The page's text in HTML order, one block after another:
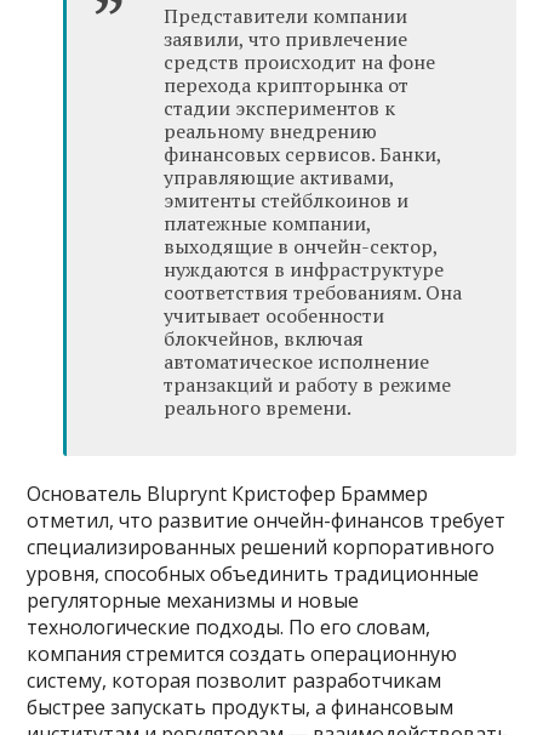
Представители компании
заявили, что привлечение
средств происходит на фоне
перехода крипторынка от
стадии экспериментов к
реальному внедрению
финансовых сервисов. Банки,
управляющие активами,
эмитенты стейблкоинов и
платежные компании,
выходящие в ончейн-сектор,
нуждаются в инфраструктуре
соответствия требованиям. Она
учитывает особенности
блокчейнов, включая
автоматическое исполнение
транзакций и работу в режиме
реального времени.
Основатель Bluprynt Кристофер Браммер
отметил, что развитие ончейн-финансов требует
специализированных решений корпоративного
уровня, способных объединить традиционные
регуляторные механизмы и новые
технологические подходы. По его словам,
компания стремится создать операционную
систему, которая позволит разработчикам
быстрее запускать продукты, а финансовым